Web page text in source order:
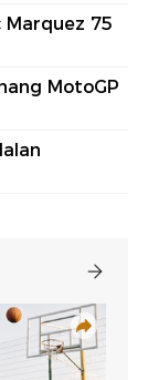
Marquez 75
MotoGP